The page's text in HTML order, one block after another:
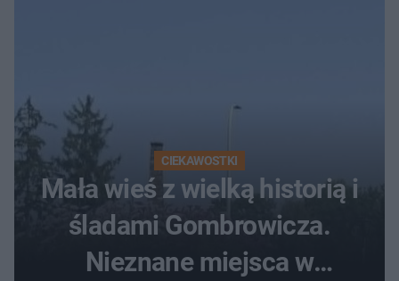
CIEKAWOSTKI
Mała wieś z wielką historią i
śladami Gombrowicza.
Nieznane miejsca w